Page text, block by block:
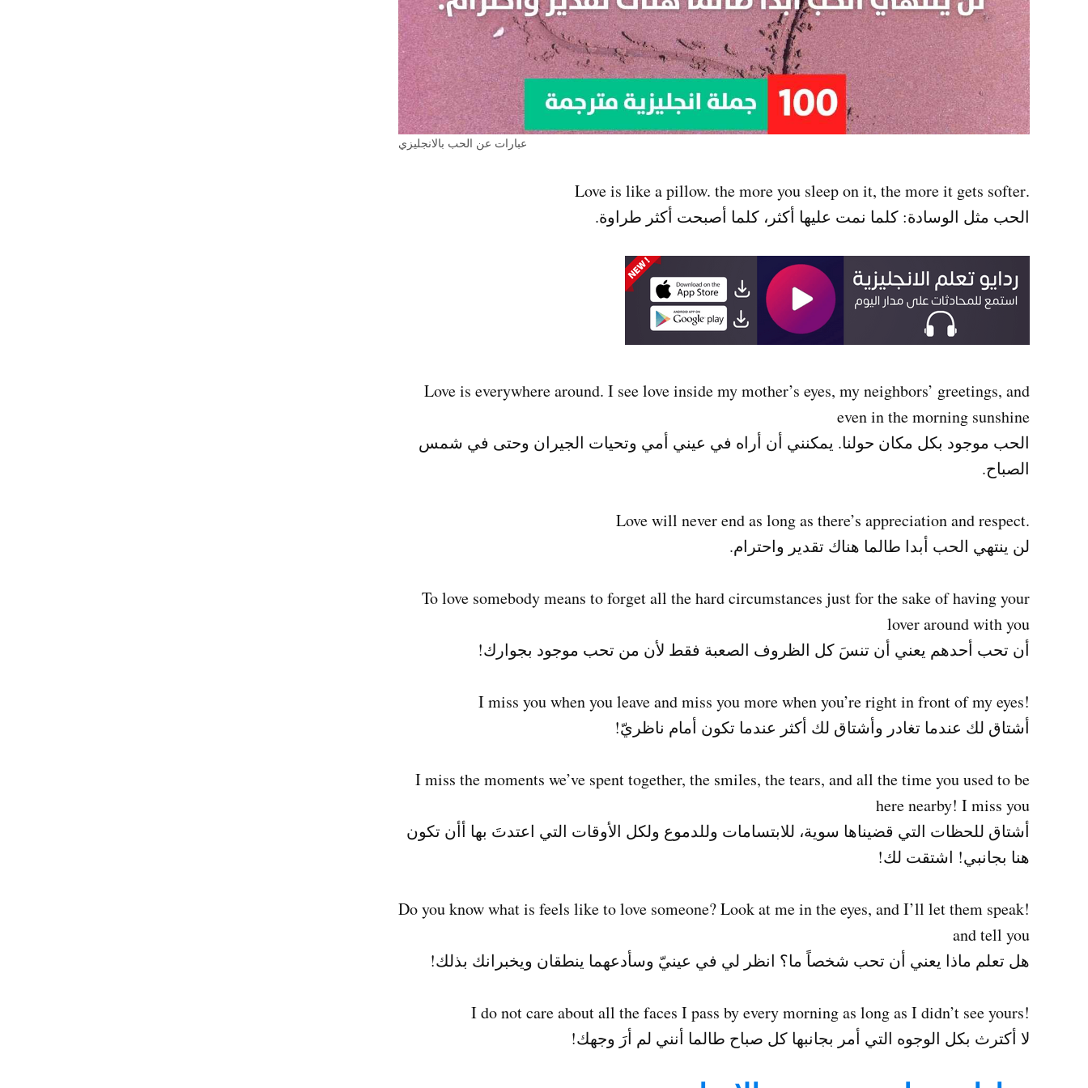
عبارات عن الحب بالانجليزي
.Love is like a pillow. the more you sleep on it, the more it gets softer
الحب مثل الوسادة: كلما نمت عليها أكثر، كلما أصبحت أكثر طراوة.
Love is everywhere around. I see love inside my mother’s eyes, my neighbors’ greetings, and
even in the morning sunshine
الحب موجود بكل مكان حولنا. يمكنني أن أراه في عيني أمي وتحيات الجيران وحتى في شمس
الصباح.
.Love will never end as long as there’s appreciation and respect
لن ينتهي الحب أبدا طالما هناك تقدير واحترام.
To love somebody means to forget all the hard circumstances just for the sake of having your
lover around with you
أن تحب أحدهم يعني أن تنسَ كل الظروف الصعبة فقط لأن من تحب موجود بجوارك!
!I miss you when you leave and miss you more when you’re right in front of my eyes
أشتاق لك عندما تغادر وأشتاق لك أكثر عندما تكون أمام ناظريّ!
I miss the moments we’ve spent together, the smiles, the tears, and all the time you used to be
here nearby! I miss you
أشتاق للحظات التي قضيناها سوية، للابتسامات وللدموع ولكل الأوقات التي اعتدتَ بها أأن تكون
هنا بجانبي! اشتقت لك!
!Do you know what is feels like to love someone? Look at me in the eyes, and I’ll let them speak
and tell you
هل تعلم ماذا يعني أن تحب شخصاً ما؟ انظر لي في عينيّ وسأدعهما ينطقان ويخبرانك بذلك!
!I do not care about all the faces I pass by every morning as long as I didn’t see yours
لا أكترث بكل الوجوه التي أمر بجانبها كل صباح طالما أنني لم أرَ وجهك!